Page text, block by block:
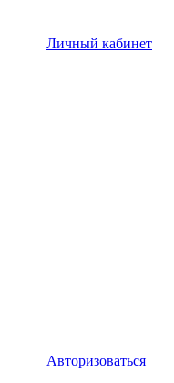
Личный кабинет
Авторизоваться